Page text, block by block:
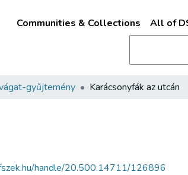
Communities & Collections All of
gyűjtemény Karácsonyfák az utcán
handle/20.500.14711/126896